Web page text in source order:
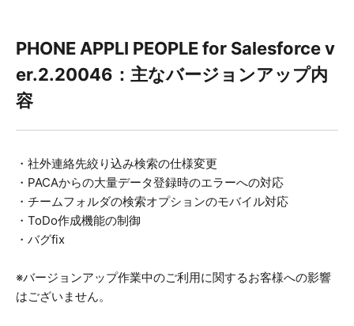
PHONE APPLI PEOPLE for Salesforce v
er.2.20046：主なバージョンアップ内
容
・社外連絡先絞り込み検索の仕様変更
・PACAからの大量データ登録時のエラーへの対応
・チームフォルダの検索オプションのモバイル対応
・ToDo作成機能の制御
・バグfix
※バージョンアップ作業中のご利用に関するお客様への影響
はございません。